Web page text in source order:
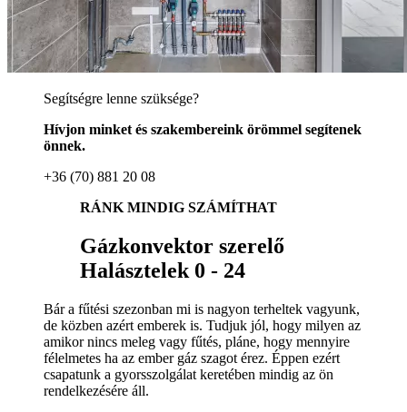
Segítségre lenne szüksége?
Hívjon minket és szakembereink örömmel segítenek
önnek.
+36 (70) 881 20 08
RÁNK MINDIG SZÁMÍTHAT
Gázkonvektor szerelő
Halásztelek 0 - 24
Bár a fűtési szezonban mi is nagyon terheltek vagyunk,
de közben azért emberek is. Tudjuk jól, hogy milyen az
amikor nincs meleg vagy fűtés, pláne, hogy mennyire
félelmetes ha az ember gáz szagot érez. Éppen ezért
csapatunk a gyorsszolgálat keretében mindig az ön
rendelkezésére áll.